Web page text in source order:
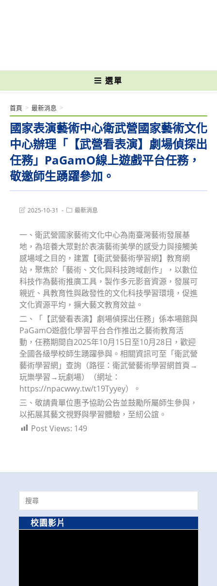
選單
國家表演藝術中心衛武營國家藝術文化
中心辦理「【武營看表演】劇場偵探出
任務」PaGamO線上遊戲平台任務，
敬邀師生踴躍參加。
首頁 > 最新消息 >
Post2025-10-31
Post最新消息
一、衛武營國家藝術文化中心為南臺灣藝術發展基
地，為培養大眾對於表演藝術美學的感受力與接觸美
感場域之目的，建置【衛武營藝術學習網】教育網
站，聚焦於「藝術、文化與科技跨域創作」，以數位
科技作為藝術推廣工具，製作多元影音資源，發展可
親近、具教育性與啟發性的文化科技學習環境，促進
文化資源平均，擴大藝文教育效益。
二、「【武營看表演】劇場偵探出任務」係本場館與
PaGamO遊戲化學習平台合作推出之藝術教育活
動，任務期間自2025年10月15日至10月28日，歡迎
全國各級學校師生踴躍參與。相關資訊可至「衛武營
藝術學習網」查詢（路徑：衛武營藝術學習網首頁→
玩樂學習→玩劇場）（網址：
https://npacwwy.tw/t19Tyyey）。
三、敬請貴單位惠予協助公告並鼓勵所屬師生參與，
以拓展其藝文視野與學習體驗，至紉公誼。
Post Views: 149
Search
for:
校園影片